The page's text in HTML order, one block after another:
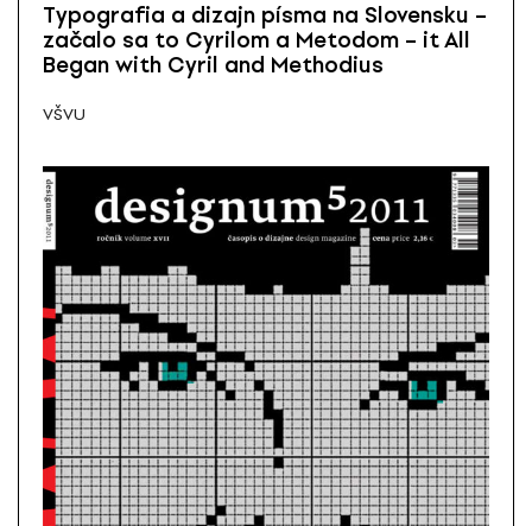
Typografia a dizajn písma na Slovensku –
začalo sa to Cyrilom a Metodom – it All
Began with Cyril and Methodius
VŠVU